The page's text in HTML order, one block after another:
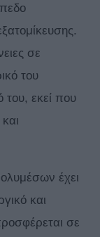
σε
του
του, εκεί που
έχει
και
σε